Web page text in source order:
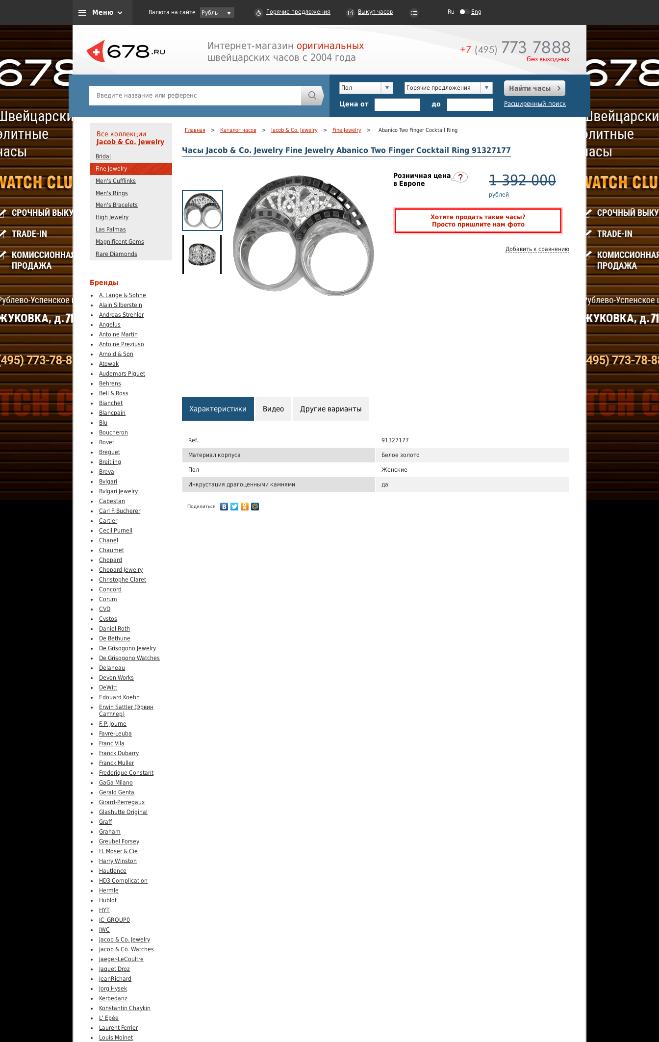
Меню Валюта на сайте Рубль Горячие предложения Выкуп часов Ru Eng
Интернет-магазин оригинальных
швейцарских часов с 2004 года
Пол Горячие предложения
Найти часы
Цена от
до Расширенный поиск
Все коллекции
Jacob & Co. Jewelry
Bridal
Fine Jewelry
Men's Cufflinks
Men's Rings
Men's Bracelets
High Jewelry
Las Palmas
Magnificent Gems
Rare Diamonds
Бренды
A. Lange & Sohne
Alain Silberstein
Andreas Strehler
Angelus
Antoine Martin
Antoine Preziuso
Arnold & Son
Atowak
Audemars Piguet
Behrens
Bell & Ross
Bianchet
Blancpain
Blu
Boucheron
Bovet
Breguet
Breitling
Breva
Bvlgari
Bvlgari Jewelry
Cabestan
Carl F. Bucherer
Cartier
Cecil Purnell
Chanel
Chaumet
Chopard
Chopard Jewelry
Christophe Claret
Concord
Corum
CVD
Cvstos
Daniel Roth
De Bethune
De Grisogono Jewelry
De Grisogono Watches
Delaneau
Devon Works
DeWitt
Edouard Koehn
Erwin Sattler (Эрвин
Саттлер)
F. P. Journe
Favre-Leuba
Franc Vila
Franck Dubarry
Franck Muller
Frederique Constant
GaGa Milano
Gerald Genta
Girard-Perregaux
Glashutte Original
Graff
Graham
Greubel Forsey
H. Moser & Cie
Harry Winston
Hautlence
HD3 Complication
Hermle
Hublot
HYT
IC_GROUP0
IWC
Jacob & Co. Jewelry
Jacob & Co. Watches
Jaeger-LeCoultre
Jaquet Droz
JeanRichard
Jorg Hysek
Kerbedanz
Konstantin Chaykin
L' Epée
Laurent Ferrier
Louis Moinet
Главная > Каталог часов > Jacob & Co. Jewelry > Fine Jewelry > Abanico Two Finger Cocktail Ring
Часы Jacob & Co. Jewelry Fine Jewelry Abanico Two Finger Cocktail Ring 91327177
Розничная цена
в Европе
1 392 000
рублей
Хотите продать такие часы?
Просто пришлите нам фото
Добавить к сравнению
Характеристики Видео Другие варианты
Ref. 91327177
Материал корпуса Белое золото
Пол Женские
Инкрустация драгоценными камнями да
Поделиться